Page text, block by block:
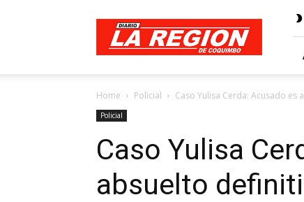
Diario
Región
Home Policial Caso Yulisa Cerda: Acusado
Policial
Caso Yulisa
absuelto